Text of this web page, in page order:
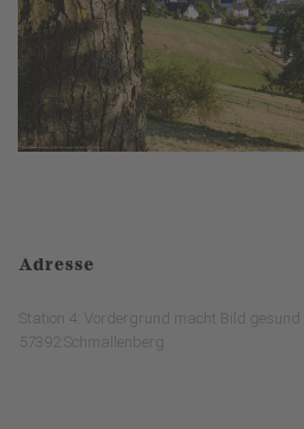
Adresse
Station 4: Vordergrund macht Bild gesund
57392 Schmallenberg